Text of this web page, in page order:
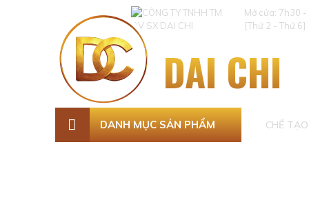
Mở cửa: 7h30
[Thứ 2 - Thứ 6]
DAI CHI
DANH MỤC SẢN PHẨM CHẾ